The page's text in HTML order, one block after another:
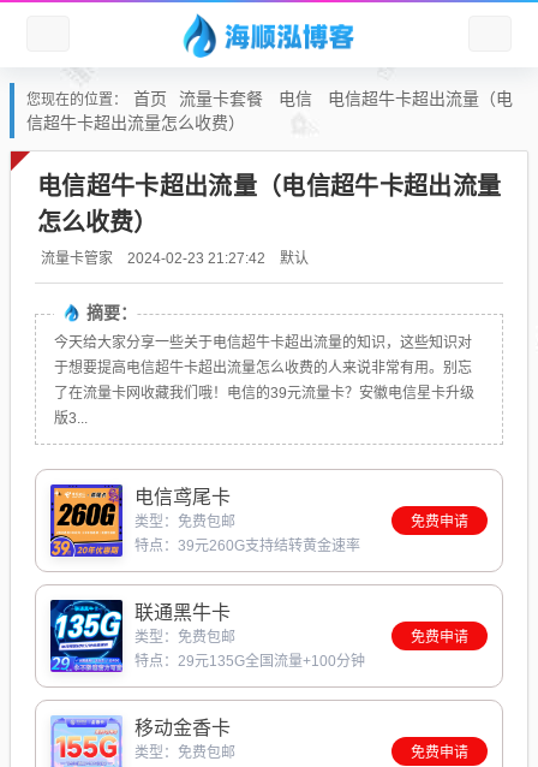
您现在的位置： 首页 流量卡套餐 电信
电信超牛卡超出流量（电
信超牛卡超出流量怎么收费）
电信超牛卡超出流量（电信超牛卡超出流量
怎么收费）
流量卡管家 2024-02-23 21:27:42 默认
摘要：
今天给大家分享一些关于电信超牛卡超出流量的知识，这些知识对
于想要提高电信超牛卡超出流量怎么收费的人来说非常有用。别忘
了在流量卡网收藏我们哦！电信的39元流量卡？安徽电信星卡升级
版3...
电信鸢尾卡
类型：免费包邮
特点：39元260G支持结转黄金速率
免费申请
联通黑牛卡
类型：免费包邮
特点：29元135G全国流量+100分钟
免费申请
移动金香卡
类型：免费包邮
免费申请